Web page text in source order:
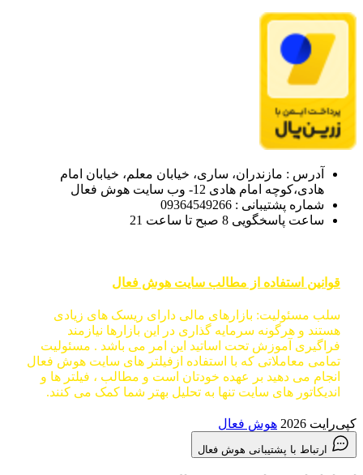
آدرس : مازندران، ساری، خیابان معلم، خیابان امام
هادی،کوچه امام هادی 12- وب سایت هوش فعال
شماره پشتیبانی : 09364549266
ساعت پاسخگویی 8 صبح تا ساعت 21
قوانین استفاده از مطالب سایت هوش فعال
سلب مسئولیت: بازارهای مالی دارای ریسک های زیادی
هستند و هرگونه سرمایه گذاری در این بازارها نیازمند
فراگیری آموزش تحت اساتید این امر می باشد . مسئولیت
تمامی معاملاتی که با استفاده ازفیلتر های سایت هوش فعال
انجام می دهید بر عهده خودتان است و مطالب ، فیلتر ها و
اندیکاتور های سایت تنها به تحلیل بهتر شما کمک می کنند.
کپی‌رایت 2026 هوش فعال
ارتباط با پشتیبانی هوش فعال